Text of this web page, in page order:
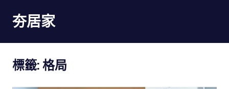
夯居家
家
標籤:格局